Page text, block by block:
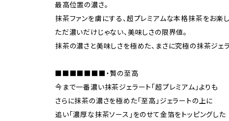
最高位置の濃さ。
抹茶ファンを虜にする、超プレミアムな本格抹茶をお楽
ただ濃いだけじゃない、美味しさの限界値。
抹茶の濃さと美味しさを極めた、まさに究極の抹茶ジェラ
■■■■■■■・贅の至高
今まで一番濃い抹茶ジェラート「超プレミアム」よりも
さらに抹茶の濃さを極めた「至高」ジェラートの上に
追い「濃厚な抹茶ソース」をのせて金箔をトッピングした